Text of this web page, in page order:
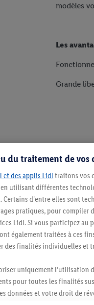
modèles
Les
Grande
des
qui
du traitement de vos
et des applis Lidltraitons vos
utilisant différentes
d'entre elles sont
pratiques, pour compiler
Lidl. Si vous participez au
également traitées à ces
des finalités individuelles
uniquement l’utilisation
pour toutes les finalités
données et votre droit de